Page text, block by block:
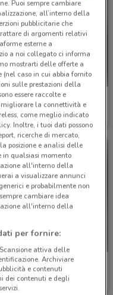
Fervi
il 31/12 4.7 km
Echo
il 31/12
Puoi sempre cambiare
all’interno della
pubblicitarie che
di argomenti relativi
esterne a
a noi collegato ci informa
mostrarti delle offerte a
caso in cui abbia fornito
sulle prestazioni della
essere raccolte e
migliorare la connettività e
come meglio indicato
Inoltre, i tuoi dati possono
ricerche di mercato,
posizione e analisi delle
in qualsiasi momento
all'interno della
a visualizzare annunci
e probabilmente non
cambiare idea
all'interno della
per fornire:
attiva delle
Archiviare
e contenuti
dei contenuti e degli